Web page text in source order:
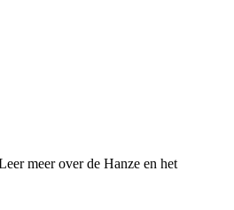
meer over de Hanze en het